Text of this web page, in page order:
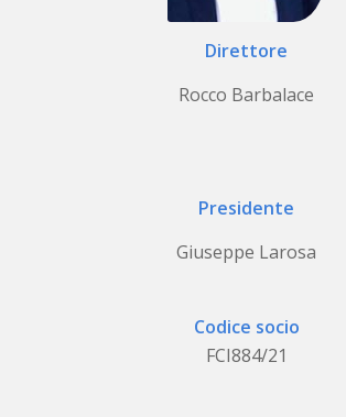
Direttore
Rocco Barbalace
Presidente
Giuseppe Larosa
Codice socio
FCI884/21